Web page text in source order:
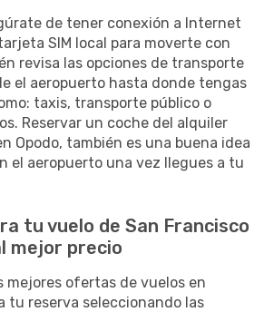
de tener conexión a Internet
SIM local para moverte con
revisa las opciones de transporte
el aeropuerto hasta donde tengas
taxis, transporte público o
Reservar un coche del alquiler
Opodo, también es una buena idea
el aeropuerto una vez llegues a tu
tu vuelo de San Francisco
mejor precio
mejores ofertas de vuelos en
tu reserva seleccionando las